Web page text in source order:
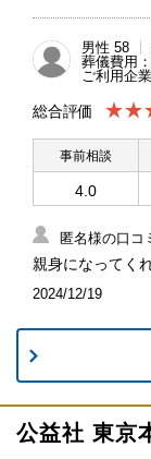
男性 58
葬儀費用
ご利用企
総合評価
事前相談
4.0
匿名様の口コ
親身になってく
2024/12/19
公益社 東京